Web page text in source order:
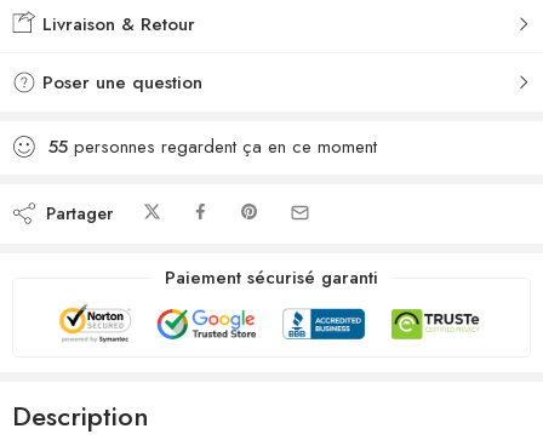
Ajouté à la liste de
Livraison & Retour
Poser une question
55 personnes regardent ça en ce moment
Partager
Paiement sécurisé garanti
Description